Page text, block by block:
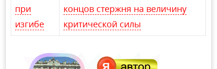
при
изгибе
концов стержня на величину
критической силы